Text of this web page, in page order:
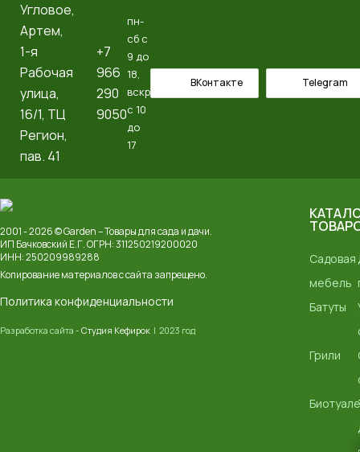
Угловое,
Артем, ​
1-я
Рабочая
улица,
16/1, ТЦ
Регион,
пав. 41
+7
966
290
9050
пн-
сб с
9 до
18,
вскр
с 10
до
17
ВКонтакте Telegram
2001 - 2026 © Garden – Товары для сада и дачи.
ИП Бачковский Е.Г. ОГРН: 311250219200020
ИНН: 250209989288
Копирование материалов с сайта запрещено.
Политика конфиденциальности
Разработка сайта - Студия Кефирок | 2023 год
Садовая
мебель
Батуты
Грили